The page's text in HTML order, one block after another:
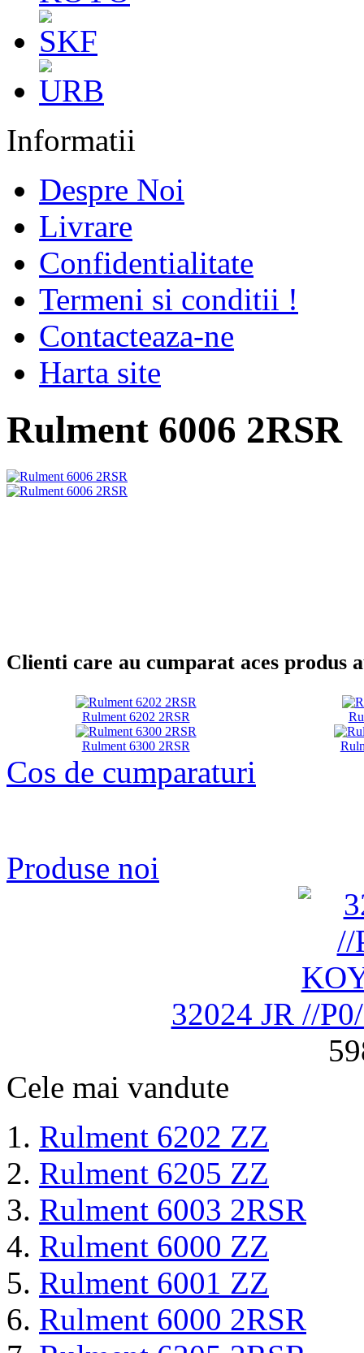
Informatii
Despre Noi
Livrare
Confidentialitate
Termeni si conditii !
Contacteaza-ne
Harta site
Rulment 6006 2RSR
Clienti care au cumparat aces produs
Rulment 6202 2RSR
Rulment 6300 2RSR
Cos de cumparaturi
Produse noi
32024 JR //
Cele mai vandute
Rulment 6202 ZZ
Rulment 6205 ZZ
Rulment 6003 2RSR
Rulment 6000 ZZ
Rulment 6001 ZZ
Rulment 6000 2RSR